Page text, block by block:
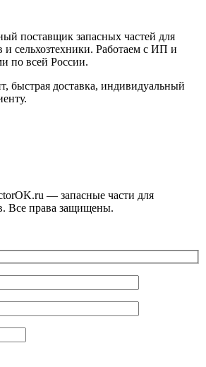
поставщик запасных частей для
и сельхозтехники. Работаем с ИП и
по всей России.
быстрая доставка, индивидуальный
— запасные части для
Все права защищены.